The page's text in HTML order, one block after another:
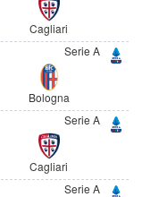
Cagliari
Serie A
Bologna
Serie A
Cagliari
Serie A